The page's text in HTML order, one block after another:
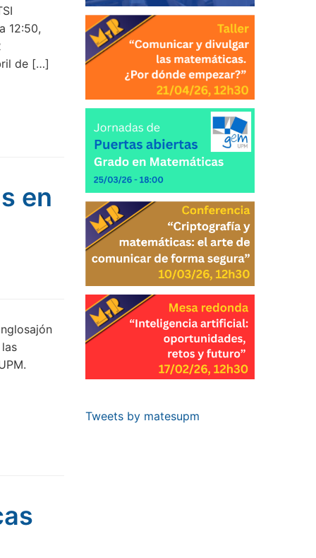
12:50,
de […]
en
Tweets by matesupm